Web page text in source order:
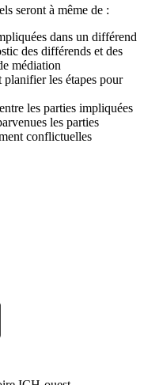
seront à même de :
dans un différend
des différends et des
médiation
les étapes pour
les parties impliquées
les parties
conflictuelles